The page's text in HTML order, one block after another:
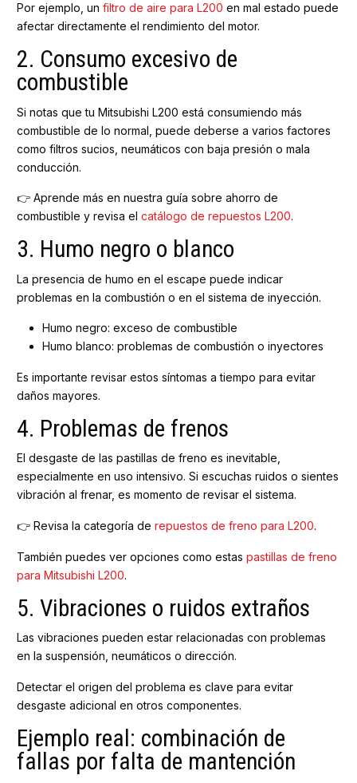
Por ejemplo, un filtro de aire para L200 en mal estado puede
afectar directamente el rendimiento del motor.
2. Consumo excesivo de
combustible
Si notas que tu Mitsubishi L200 está consumiendo más
combustible de lo normal, puede deberse a varios factores
como filtros sucios, neumáticos con baja presión o mala
conducción.
👉 Aprende más en nuestra guía sobre ahorro de
combustible y revisa el catálogo de repuestos L200.
3. Humo negro o blanco
La presencia de humo en el escape puede indicar
problemas en la combustión o en el sistema de inyección.
Humo negro: exceso de combustible
Humo blanco: problemas de combustión o inyectores
Es importante revisar estos síntomas a tiempo para evitar
daños mayores.
4. Problemas de frenos
El desgaste de las pastillas de freno es inevitable,
especialmente en uso intensivo. Si escuchas ruidos o sientes
vibración al frenar, es momento de revisar el sistema.
👉 Revisa la categoría de repuestos de freno para L200.
También puedes ver opciones como estas pastillas de freno
para Mitsubishi L200.
5. Vibraciones o ruidos extraños
Las vibraciones pueden estar relacionadas con problemas
en la suspensión, neumáticos o dirección.
Detectar el origen del problema es clave para evitar
desgaste adicional en otros componentes.
Ejemplo real: combinación de
fallas por falta de mantención